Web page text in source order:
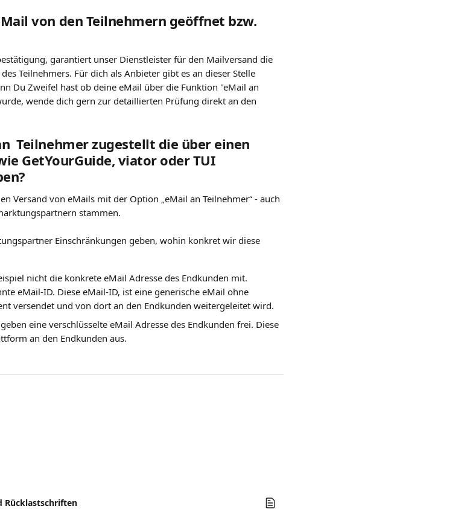
von den Teilnehmern geöffnet bzw.
garantiert unser Dienstleister für den Mailversand die
Teilnehmers. Für dich als Anbieter gibt es an dieser Stelle
Du Zweifel hast ob deine eMail über die Funktion "eMail an
wende dich gern zur detaillierten Prüfung direkt an den
Teilnehmer zugestellt die über einen
GetYourGuide, viator oder TUI
Versand von eMails mit der Option „eMail an Teilnehmer“ - auch
stammen.
Einschränkungen geben, wohin konkret wir diese
nicht die konkrete eMail Adresse des Endkunden mit.
eMail-ID. Diese eMail-ID, ist eine generische eMail ohne
versendet und von dort an den Endkunden weitergeleitet wird.
eine verschlüsselte eMail Adresse des Endkunden frei. Diese
an den Endkunden aus.
Rücklastschriften